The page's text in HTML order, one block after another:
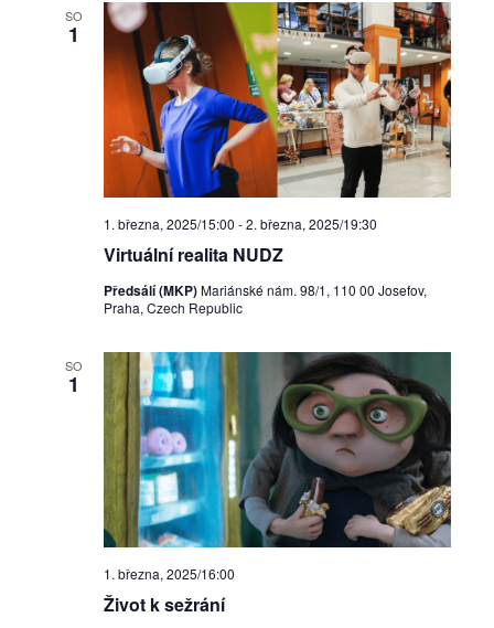
SO
1
Virtuální realita NUDZ
1. března, 2025/15:00 -2. března, 2025/19:30
Předsálí (MKP)Mariánské nám. 98/1, 110 00 Josefov,
Praha, Czech Republic
SO
1
Život k sežrání
1. března, 2025/16:00